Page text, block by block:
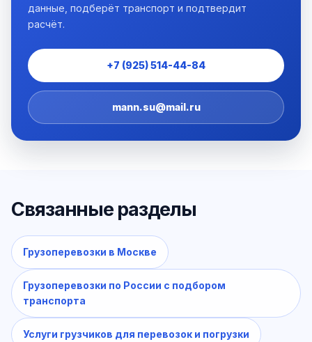
данные, подберёт транспорт и подтвердит
расчёт.
+7 (925) 514-44-84
mann.su@mail.ru
Связанные разделы
Грузоперевозки в Москве
Грузоперевозки по России с подбором
транспорта
Услуги грузчиков для перевозок и погрузки